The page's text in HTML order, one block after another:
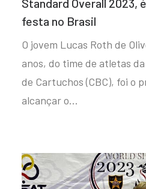
festa no Brasil
O jovem Lucas Roth de
anos, do time de atletas
de Cartuchos (CBC), foi o
alcançar o…